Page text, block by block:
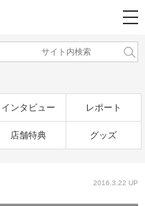
インタビュー レポート
店舗特典 グッズ
2016.3.22 UP